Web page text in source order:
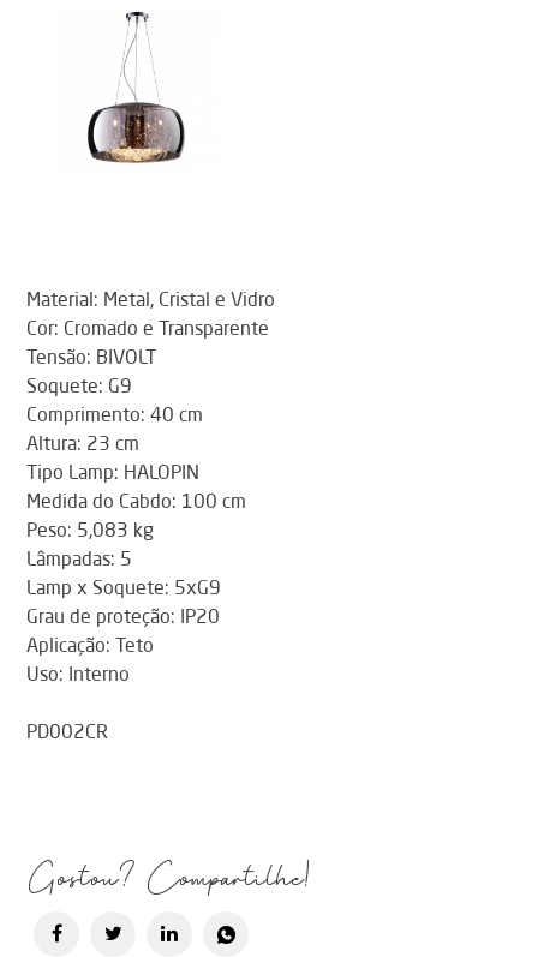
Material: Metal, Cristal e Vidro
Cor: Cromado e Transparente
Tensão: BIVOLT
Soquete: G9
Comprimento: 40 cm
Altura: 23 cm
Tipo Lamp: HALOPIN
Medida do Cabdo: 100 cm
Peso: 5,083 kg
Lâmpadas: 5
Lamp x Soquete: 5xG9
Grau de proteção: IP20
Aplicação: Teto
Uso: Interno
PD002CR
Gostou? Compartilhe!